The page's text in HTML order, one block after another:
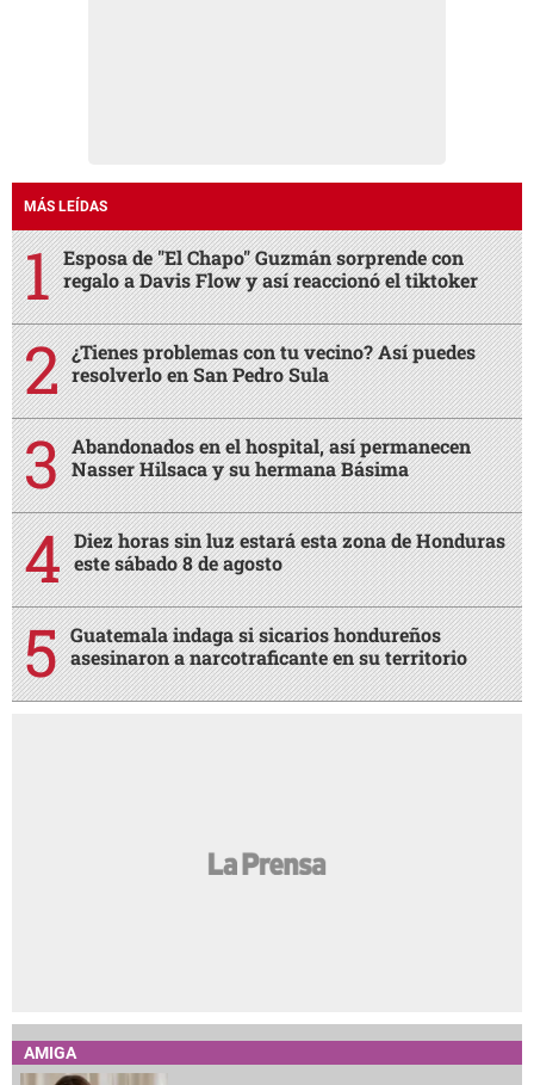
MÁS LEÍDAS
Esposa de "El Chapo" Guzmán sorprende con
regalo a Davis Flow y así reaccionó el tiktoker
¿Tienes problemas con tu vecino? Así puedes
resolverlo en San Pedro Sula
Abandonados en el hospital, así permanecen
Nasser Hilsaca y su hermana Básima
Diez horas sin luz estará esta zona de Honduras
este sábado 8 de agosto
Guatemala indaga si sicarios hondureños
asesinaron a narcotraficante en su territorio
AMIGA